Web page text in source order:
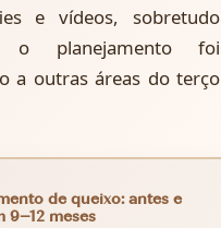
e vídeos, sobretudo
o planejamento foi
a outras áreas do terço
de queixo: antes e
9–12 meses